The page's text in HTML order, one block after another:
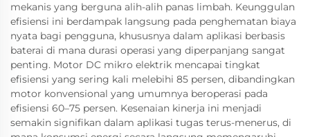
mekanis yang berguna alih-alih panas limbah. Keunggulan
efisiensi ini berdampak langsung pada penghematan biaya
nyata bagi pengguna, khususnya dalam aplikasi berbasis
baterai di mana durasi operasi yang diperpanjang sangat
penting. Motor DC mikro elektrik mencapai tingkat
efisiensi yang sering kali melebihi 85 persen, dibandingkan
motor konvensional yang umumnya beroperasi pada
efisiensi 60–75 persen. Kesenaian kinerja ini menjadi
semakin signifikan dalam aplikasi tugas terus-menerus, di